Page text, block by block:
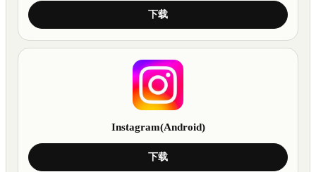
下载
Instagram(Android)
下载